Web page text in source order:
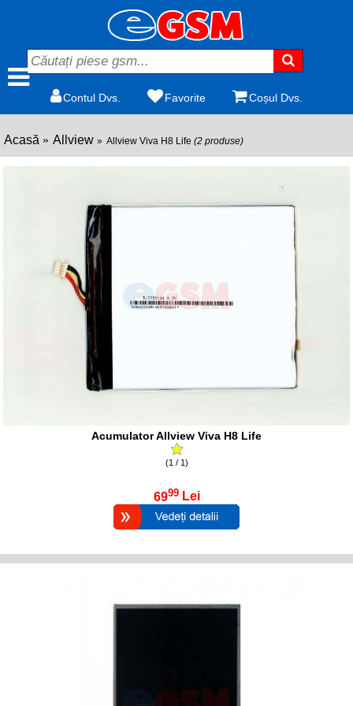
Contul Dvs. Favorite Coșul Dvs.
Acasă Allview Allview Viva H8 Life (2 produse)
Acumulator Allview Viva H8 Life
(1 / 1)
6999 Lei